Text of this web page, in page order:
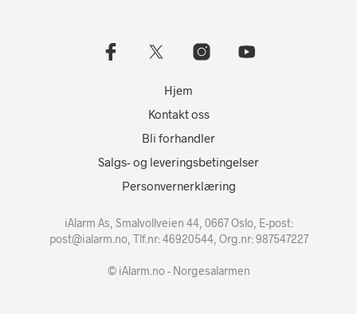
Hjem
Kontakt oss
Bli forhandler
Salgs- og leveringsbetingelser
Personvernerklæring
iAlarm As, Smalvollveien 44, 0667 Oslo, E-post:
post@ialarm.no, Tlf.nr: 46920544, Org.nr: 987547227
© iAlarm.no - Norgesalarmen